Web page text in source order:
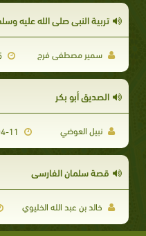
تربية النبي صلى الله عليه
سمير مصطفى فرج 2012-07-25
الصديق أبو بكر
نبيل العوضي
قصة سلمان الفارسي
خالد بن عبد الله الخليوي